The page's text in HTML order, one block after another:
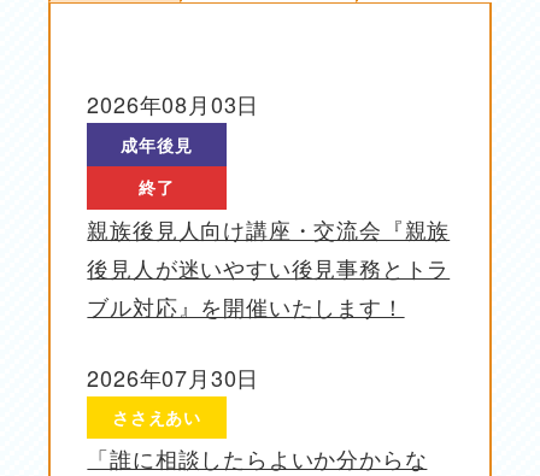
親族後見人向け講座・交流会『親族
後見人が迷いやすい後見事務とトラ
ブル対応』を開催いたします！
投稿日
2026年08月03日
成年後見
終了
「誰に相談したらよいか分からな
投稿日
2026年07月30日
ささえあい